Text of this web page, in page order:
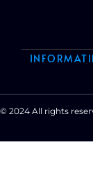
© 2024 All rights